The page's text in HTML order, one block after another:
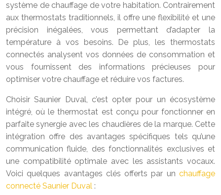
système de chauffage de votre habitation. Contrairement
aux thermostats traditionnels, il offre une flexibilité et une
précision inégalées, vous permettant d’adapter la
température à vos besoins. De plus, les thermostats
connectés analysent vos données de consommation et
vous fournissent des informations précieuses pour
optimiser votre chauffage et réduire vos factures.
Choisir Saunier Duval, c’est opter pour un écosystème
intégré, où le thermostat est conçu pour fonctionner en
parfaite synergie avec les chaudières de la marque. Cette
intégration offre des avantages spécifiques tels qu’une
communication fluide, des fonctionnalités exclusives et
une compatibilité optimale avec les assistants vocaux.
Voici quelques avantages clés offerts par un chauffage
connecté Saunier Duval :